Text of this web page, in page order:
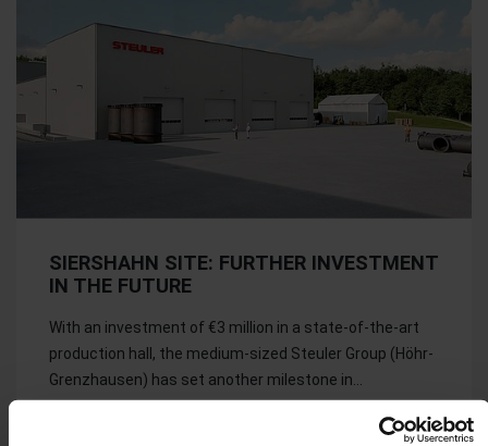
SIERSHAHN SITE: FURTHER INVESTMENT
IN THE FUTURE
With an investment of €3 million in a state-of-the-art
production hall, the medium-sized Steuler Group (Höhr-
Grenzhausen) has set another milestone in…